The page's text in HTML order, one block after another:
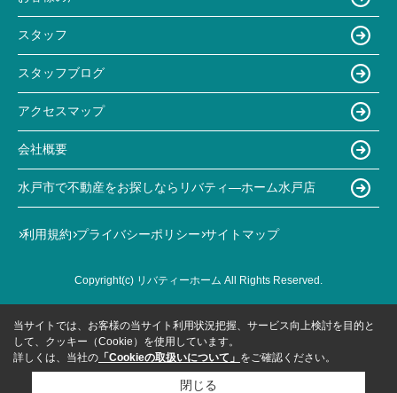
スタッフ
スタッフブログ
アクセスマップ
会社概要
水戸市で不動産をお探しならリバティ―ホーム水戸店
利用規約 プライバシーポリシー サイトマップ
Copyright(c) リバティーホーム All Rights Reserved.
当サイトでは、お客様の当サイト利用状況把握、サービス向上検討を目的と
して、クッキー（Cookie）を使用しています。
詳しくは、当社の 「Cookieの取扱いについて」 をご確認ください。
閉じる